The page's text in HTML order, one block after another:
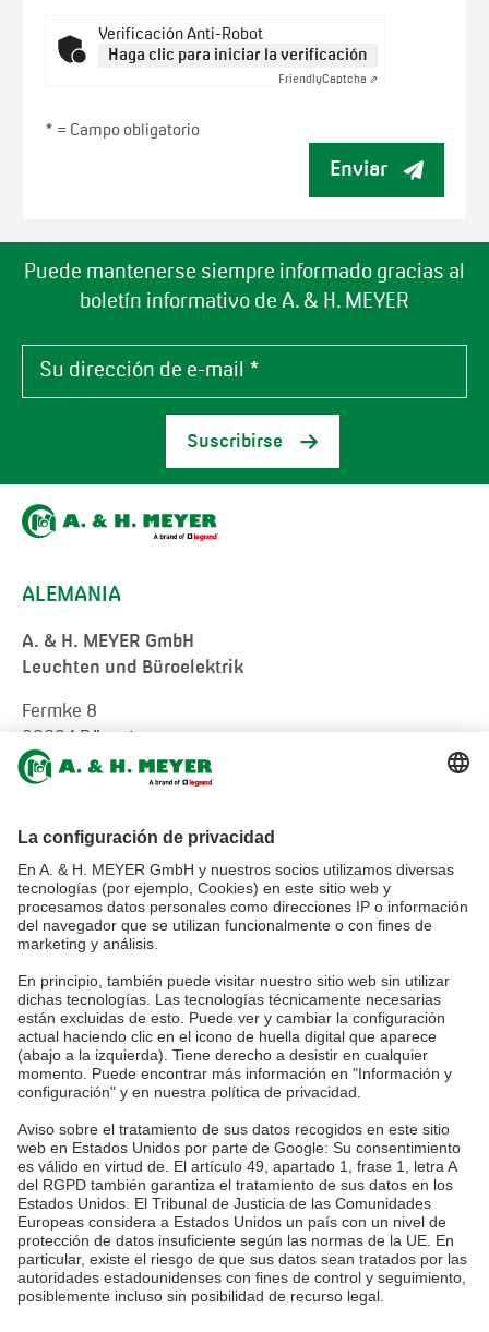
Verificación Anti-Robot
Haga clic para iniciar la verificación
FriendlyCaptcha ⇗
* = Campo obligatorio
Enviar
Puede mantenerse siempre informado gracias al
boletín informativo de A. & H. MEYER
Suscribirse
ALEMANIA
A. & H. MEYER GmbH
Leuchten und Büroelektrik
Fermke 8
32694 Dörentrup
Germany
info@ah-meyer.de
MALASIA
A. & H. MEYER Sdn. Bhd.
528797-M
No. 3, Jalan Astaka U8/84
Section U8, Bukit Jelutong
40150 Shah Alam, Selangor
Malaysia
tel.:+60 3 7845 7277
sales@ah-meyer.com.my